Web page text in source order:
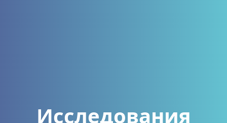
Исследования